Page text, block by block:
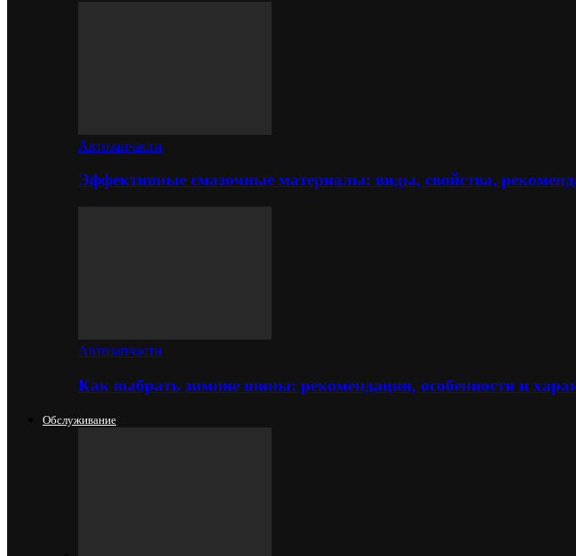
Автозапчасти
Эффективные смазочные материалы: виды, свойства,
Автозапчасти
Как выбрать зимние шины: рекомендации, особенности и
Обслуживание